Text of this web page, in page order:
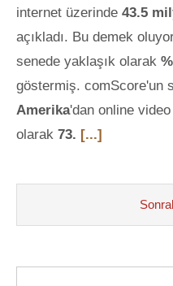
internet üzerinde 43.5
açıkladı. Bu demek
senede yaklaşık olarak
göstermiş. comScore'un
Amerika'dan online
olarak 73. [...]